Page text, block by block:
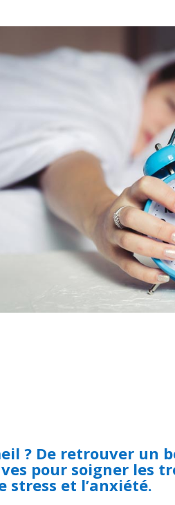
? De retrouver un
pour soigner les
stress et l’anxiété.